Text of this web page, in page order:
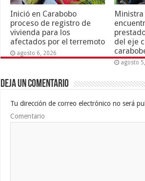
Inició en Carabobo
proceso de registro de
vivienda para los
afectados por el terremoto
agosto 6, 2026
del eje
agosto
Deja un comentario
Tu dirección de correo electrónico no será
Comentario